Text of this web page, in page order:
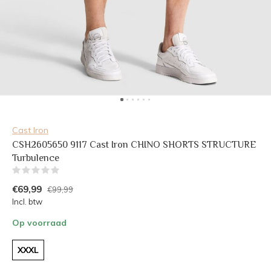
Cast Iron
CSH2605650 9117 Cast Iron CHINO SHORTS STRUCTURE
Turbulence
€69,99 €99,99
Incl. btw
Op voorraad
XXXL